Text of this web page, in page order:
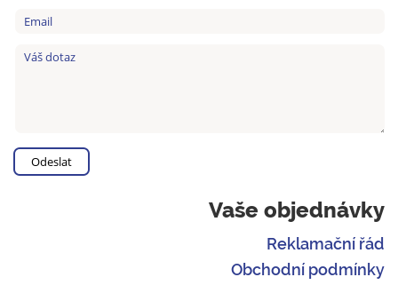
Vaše objednávky
Reklamační řád
Obchodní podmínky